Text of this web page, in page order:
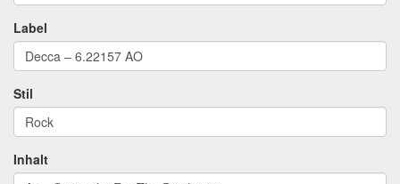
Label
Decca – 6.22157 AO
Stil
Rock
Inhalt